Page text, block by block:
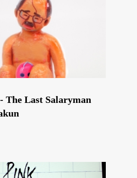
The Last Salaryman